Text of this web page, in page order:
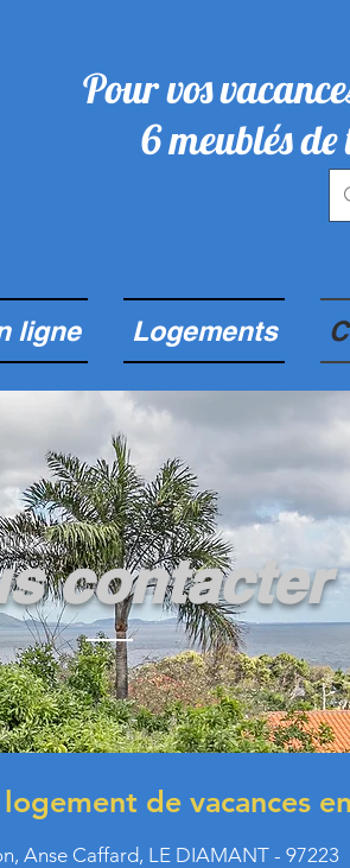
Pour vos
6 meublés de
ligne Logements
contacter
de vacances
Anse Caffard, LE DIAMANT - 97223